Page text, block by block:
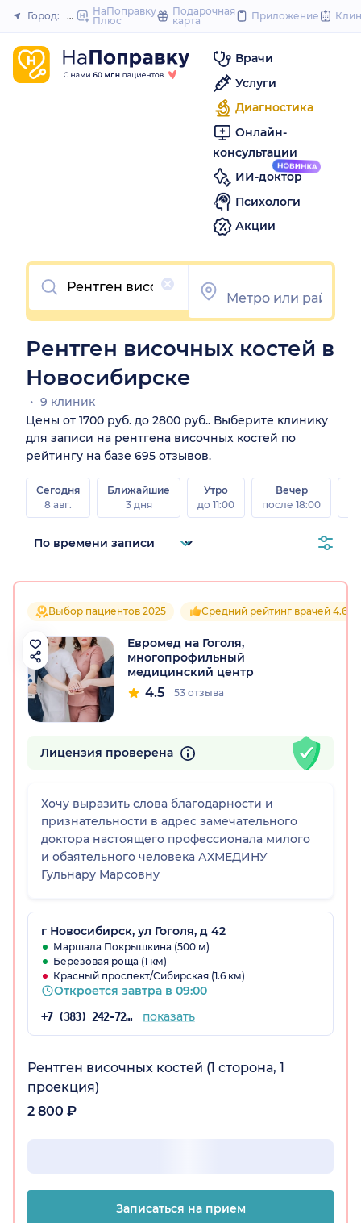
to
Закрыть
Город: Новосибирск
НаПоправку
Плюс
Подарочная
карта
Приложение
Врачи
Услуги
Диагностика
Онлайн-
консультации
ИИ-доктор
Психологи
Акции
Очистить
Рентген височных костей в
Новосибирске
9 клиник
Цены от 1700 руб. до 2800 руб.. Выберите клинику
для записи на рентгена височных костей по
рейтингу на базе 695 отзывов.
Сегодня
8 авг.
Ближайшие
3 дня
Утро
до 11:00
Вечер
после 18:00
Выбор пациентов 2025 Средний рейтинг врачей 4.6
Евромед на Гоголя,
многопрофильный
медицинский центр
4.5 53 отзыва
Лицензия проверена
Хочу выразить слова благодарности и
признательности в адрес замечательного
доктора настоящего профессионала милого
и обаятельного человека АХМЕДИНУ
Гульнару Марсовну
г Новосибирск, ул Гоголя, д 42
Маршала Покрышкина (500 м)
Берёзовая роща (1 км)
Красный проспект/Сибирская (1.6 км)
Откроется завтра в 09:00
+7 (383) 242-72-08 показать
Рентген височных костей (1 сторона, 1
проекция)
2 800 ₽
Записаться на прием